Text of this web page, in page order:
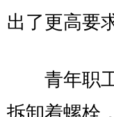
出了更高要
青年职工
拆卸着螺栓